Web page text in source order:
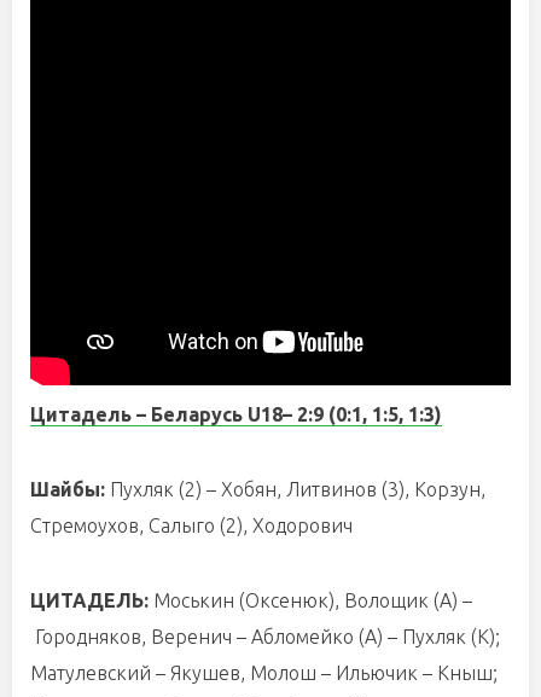
Цитадель – Беларусь U18– 2:9 (0:1, 1:5, 1:3)
Шайбы: Пухляк (2) – Хобян, Литвинов (3), Корзун,
Стремоухов, Салыго (2), Ходорович
ЦИТАДЕЛЬ: Моськин (Оксенюк), Волощик (А) –
Городняков, Веренич – Абломейко (А) – Пухляк (К);
Матулевский – Якушев, Молош – Ильючик – Кныш;